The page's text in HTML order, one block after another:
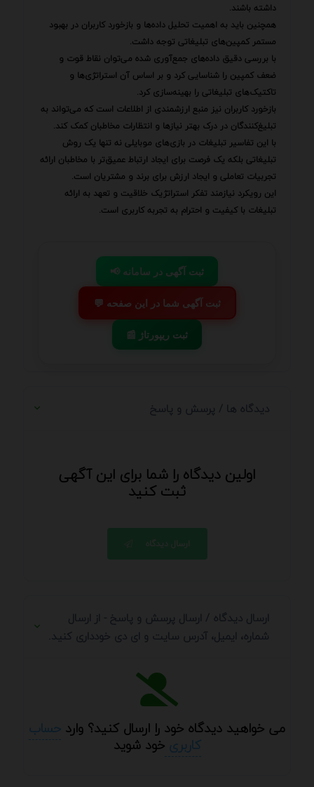
داشته باشند.
همچنین باید به اهمیت تحلیل داده‌ها و بازخورد کاربران در بهبود
مستمر کمپین‌های تبلیغاتی توجه داشت.
با بررسی دقیق داده‌های جمع‌آوری شده می‌توان نقاط قوت و
ضعف کمپین را شناسایی کرد و بر اساس آن استراتژی‌ها و
تاکتیک‌های تبلیغاتی را بهینه‌سازی کرد.
بازخورد کاربران نیز منبع ارزشمندی از اطلاعات است که می‌تواند به
تبلیغ‌کنندگان در درک بهتر نیازها و انتظارات مخاطبان کمک کند.
با این تفاسیر تبلیغات در بازی‌های موبایلی نه تنها یک روش
تبلیغاتی بلکه یک فرصت برای ایجاد ارتباط عمیق‌تر با مخاطبان ارائه
تجربیات تعاملی و ایجاد ارزش برای برند و مشتریان است.
این رویکرد نیازمند تفکر استراتژیک خلاقیت و تعهد به ارائه
تبلیغات با کیفیت و احترام به تجربه کاربری است.
📢 ثبت آگهی در سامانه
💬 ثبت آگهی شما در این صفحه
📰 ثبت ریپورتاژ
دیدگاه ها / پرسش و پاسخ
اولین دیدگاه را شما برای این آگهی
ثبت کنید
ارسال دیدگاه
ارسال دیدگاه / ارسال پرسش و پاسخ - از ارسال
شماره، ایمیل، آدرس سایت و ای دی خودداری کنید.
می خواهید دیدگاه خود را ارسال کنید؟ وارد حساب
کاربریخود شوید